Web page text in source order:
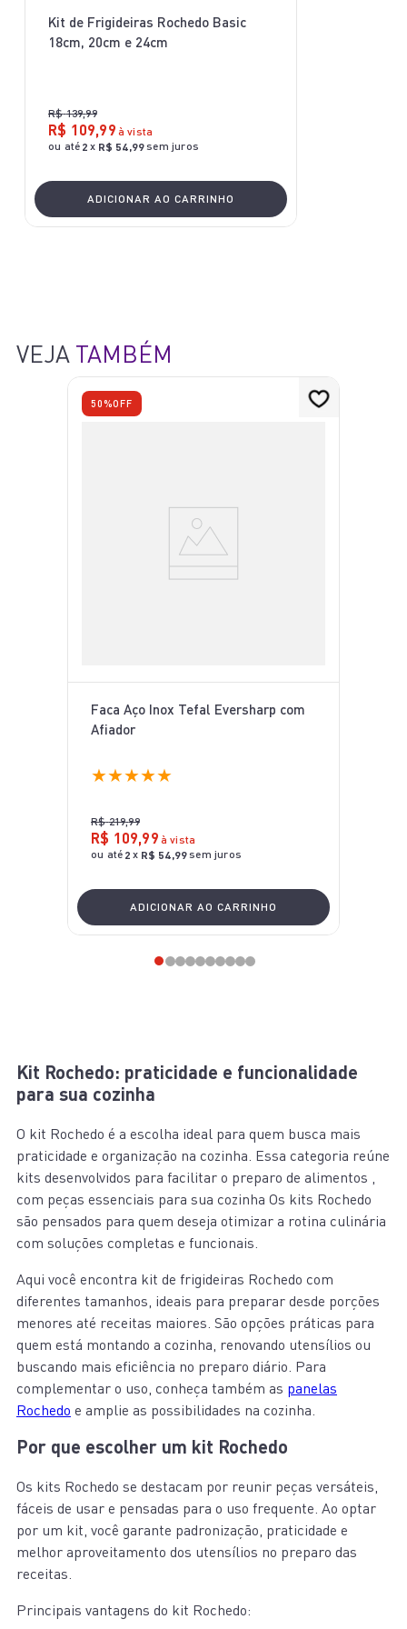
Kit de Frigideiras Rochedo Basic
18cm, 20cm e 24cm
R$ 139,99
R$ 109,99 à vista
ou até 2 x R$ 54,99sem juros
ADICIONAR AO CARRINHO
VEJA TAMBÉM
50%OFF
Faca Aço Inox Tefal Eversharp com
Afiador
★★★★★
R$ 219,99
R$ 109,99 à vista
ou até 2 x R$ 54,99sem juros
ADICIONAR AO CARRINHO
Kit Rochedo: praticidade e funcionalidade
para sua cozinha
O kit Rochedo é a escolha ideal para quem busca mais
praticidade e organização na cozinha. Essa categoria reúne
kits desenvolvidos para facilitar o preparo de alimentos ,
com peças essenciais para sua cozinha Os kits Rochedo
são pensados para quem deseja otimizar a rotina culinária
com soluções completas e funcionais.
Aqui você encontra kit de frigideiras Rochedo com
diferentes tamanhos, ideais para preparar desde porções
menores até receitas maiores. São opções práticas para
quem está montando a cozinha, renovando utensílios ou
buscando mais eficiência no preparo diário. Para
complementar o uso, conheça também as panelas
Rochedo e amplie as possibilidades na cozinha.
Por que escolher um kit Rochedo
Os kits Rochedo se destacam por reunir peças versáteis,
fáceis de usar e pensadas para o uso frequente. Ao optar
por um kit, você garante padronização, praticidade e
melhor aproveitamento dos utensílios no preparo das
receitas.
Principais vantagens do kit Rochedo:
10º rochedo natural stone